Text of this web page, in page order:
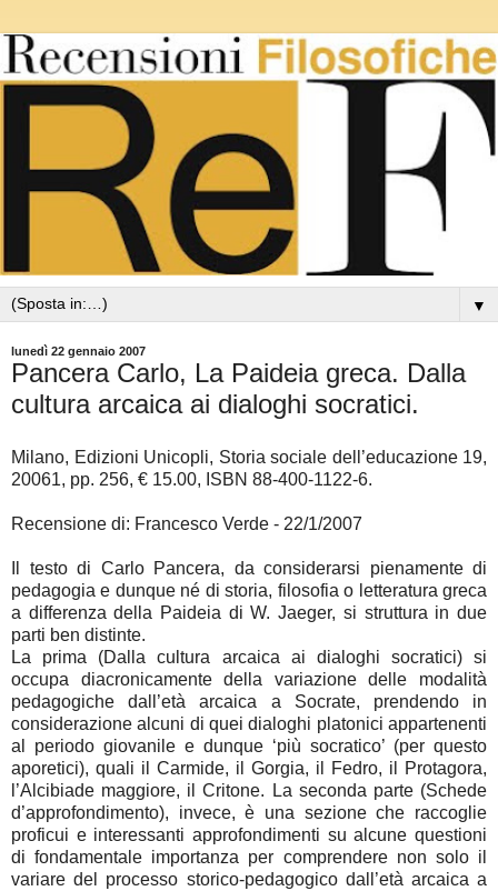
▼
lunedì 22 gennaio 2007
Pancera Carlo, La Paideia greca. Dalla
cultura arcaica ai dialoghi socratici.
Milano, Edizioni Unicopli, Storia sociale dell’educazione 19,
20061, pp. 256, € 15.00, ISBN 88-400-1122-6.
Recensione di: Francesco Verde - 22/1/2007
Il testo di Carlo Pancera, da considerarsi pienamente di
pedagogia e dunque né di storia, filosofia o letteratura greca
a differenza della Paideia di W. Jaeger, si struttura in due
parti ben distinte.
La prima (Dalla cultura arcaica ai dialoghi socratici) si
occupa diacronicamente della variazione delle modalità
pedagogiche dall’età arcaica a Socrate, prendendo in
considerazione alcuni di quei dialoghi platonici appartenenti
al periodo giovanile e dunque ‘più socratico’ (per questo
aporetici), quali il Carmide, il Gorgia, il Fedro, il Protagora,
l’Alcibiade maggiore, il Critone. La seconda parte (Schede
d’approfondimento), invece, è una sezione che raccoglie
proficui e interessanti approfondimenti su alcune questioni
di fondamentale importanza per comprendere non solo il
variare del processo storico-pedagogico dall’età arcaica a